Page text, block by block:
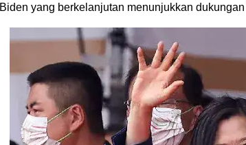
Biden yang berkelanjutan menunjukkan